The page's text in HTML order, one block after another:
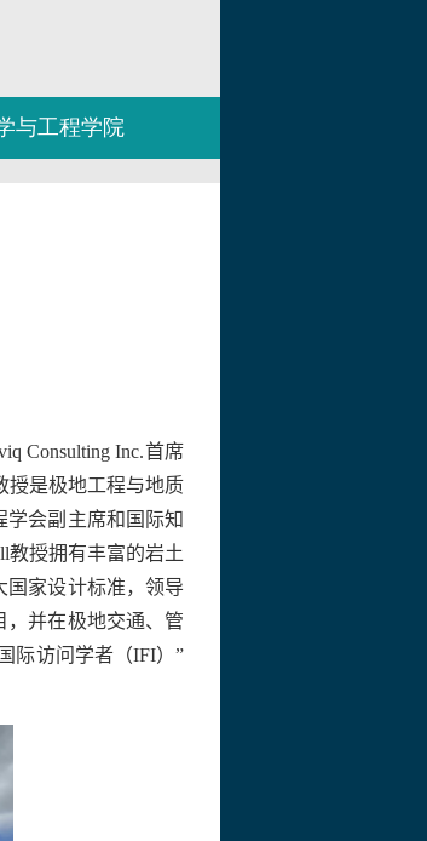
与工程学院
Consulting Inc.首席
授是极地工程与地质
会副主席和国际知
教授拥有丰富的岩土
国家设计标准，领导
，并在极地交通、管
际访问学者（IFI）”